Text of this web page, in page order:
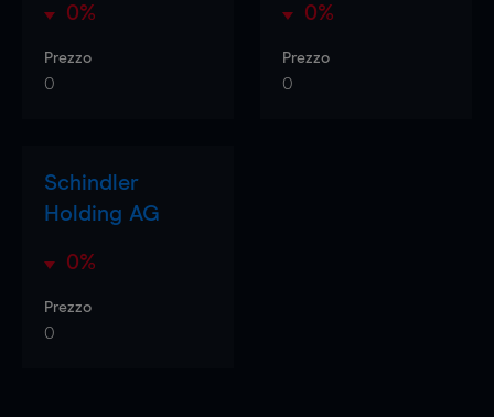
0%
Prezzo
0
0%
Prezzo
0
Schindler
Holding AG
0%
Prezzo
0